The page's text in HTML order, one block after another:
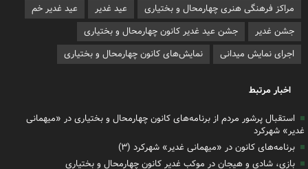
مراکز فرهنگی هنری چهارمحال و بختیاری
عید غدیر
عید غدیر خم
جشن غدیر
جشن عید غدیر کانون چهارمحال و بختیاری
اجرای نمایش میدانی
نمایش‌های کانون چهارمحال و بختیاری
اخبار مرتبط
استقبال پرشور مردم از برنامه‌های کانون چهارمحال و بختیاری در «میهمانی
غدیر» شهرکرد
برنامه‌های کانون در «میهمانی غدیر» شهرکرد (۳)
بازی، شادی و هیجان در موکب غدیر کانون چهارمحال و بختیاری